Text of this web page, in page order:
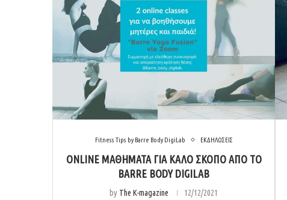
Fitness Tips by Barre Body DigiLab ΕΚΔΗΛΩΣΕΙΣ
ONLINE ΜΑΘΉΜΑΤΑ ΓΙΑ ΚΑΛΌ ΣΚΟΠΌ ΑΠΌ ΤΟ
BARRE BODY DIGILAB
by The K-magazine 12/12/2021